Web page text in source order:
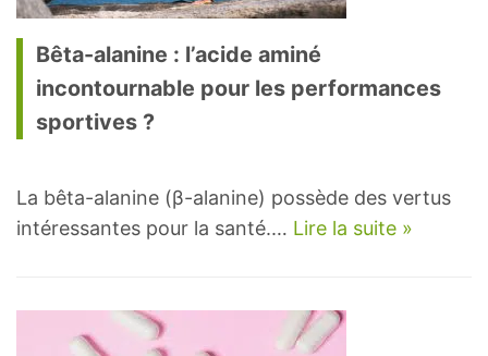
Bêta-alanine : l’acide aminé
incontournable pour les performances
sportives ?
La bêta-alanine (β-alanine) possède des vertus
intéressantes pour la santé.… Lire la suite »